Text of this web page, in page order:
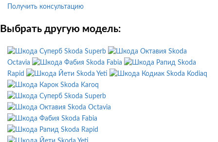
Получить консультацию
Выбрать другую модель:
Skoda Superb
Skoda
Octavia
Skoda Fabia
Skoda
Rapid
Skoda Yeti
Skoda Kodiaq
Skoda Karoq
Skoda Superb
Skoda Octavia
Skoda Fabia
Skoda Rapid